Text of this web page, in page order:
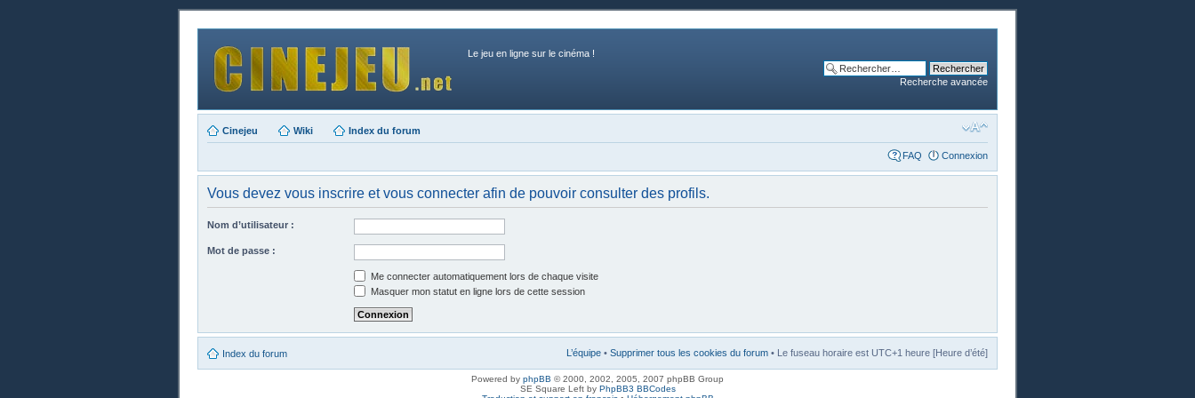
Le jeu en ligne sur le cinéma !
Recherche avancée
Cinejeu Wiki Index du forum
FAQ Connexion
Vous devez vous inscrire et vous connecter afin de pouvoir consulter des profils.
Nom d’utilisateur :
Mot de passe :
Me connecter automatiquement lors de chaque visite
Masquer mon statut en ligne lors de cette session
Index du forum L’équipe • Supprimer tous les cookies du forum • Le fuseau horaire est UTC+1 heure [Heure d’été]
Powered by phpBB © 2000, 2002, 2005, 2007 phpBB Group
SE Square Left by PhpBB3 BBCodes